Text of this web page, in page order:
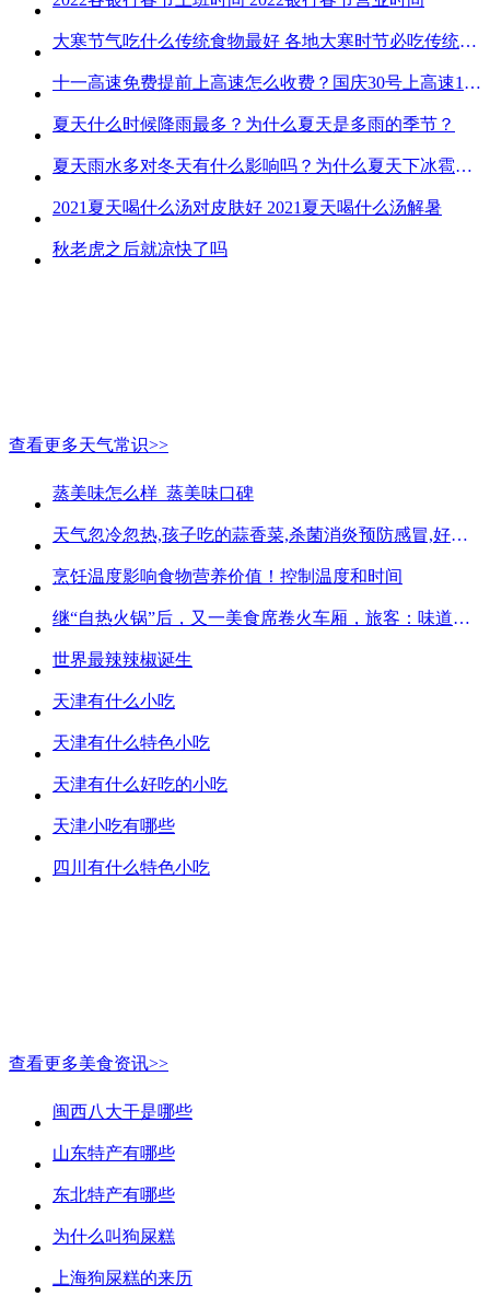
大寒节气吃什么传统食物最好 各地大寒时节必吃传统美食
十一高速免费提前上高速怎么收费？国庆30号上高速1号下高速免费吗？
夏天什么时候降雨最多？为什么夏天是多雨的季节？
夏天雨水多对冬天有什么影响吗？为什么夏天下冰雹而冬天不下冰雹
2021夏天喝什么汤对皮肤好 2021夏天喝什么汤解暑
秋老虎之后就凉快了吗
查看更多天气常识>>
蒸美味怎么样_蒸美味口碑
天气忽冷忽热,孩子吃的蒜香菜,杀菌消炎预防感冒,好吃不贵
烹饪温度影响食物营养价值！控制温度和时间
继“自热火锅”后，又一美食席卷火车厢，旅客：味道好吃又方便
世界最辣辣椒诞生
天津有什么小吃
天津有什么特色小吃
天津有什么好吃的小吃
天津小吃有哪些
四川有什么特色小吃
查看更多美食资讯>>
闽西八大干是哪些
山东特产有哪些
东北特产有哪些
为什么叫狗屎糕
上海狗屎糕的来历